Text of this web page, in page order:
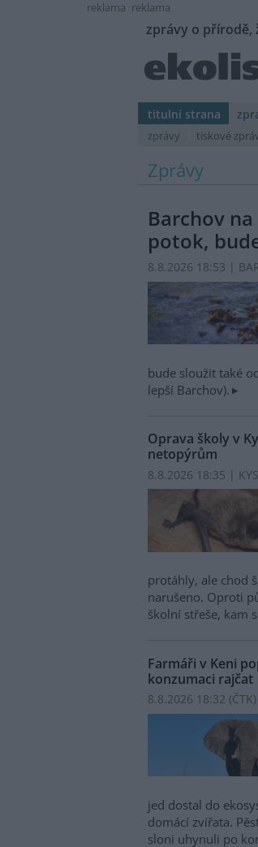
reklama reklama
zprávy o přírodě,
titulní strana
zprávy tiskové
Zprávy
Barchov
potok,
8.8.2026 18:53 |
bude sloužit také
lepší Barchov).
Oprava školy v
netopýrům
8.8.2026 18:35 |
protáhly, ale chod
narušeno. Oproti
školní střeše, kam
Farmáři v Keni
konzumaci rajčat
8.8.2026 18:32 (ČTK)
jed dostal do
domácí zvířata.
sloni uhynuli po